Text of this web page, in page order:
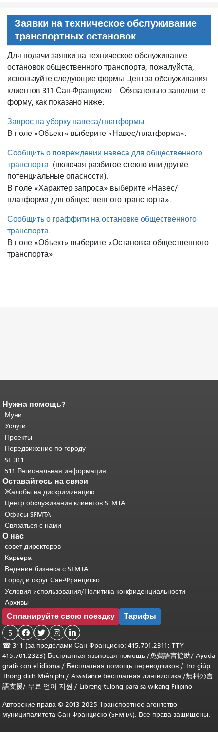
Заявки на техническое обслуживание
транспортных остановок
Для подачи заявки на техническое обслуживание
остановок общественного транспорта, пожалуйста,
используйте следующие формы Центра обслуживания
клиентов 311 Сан-Франциско . Обязательно заполните
форму, как показано ниже:
Запрос на уборку навеса/платформы.
В поле «Объект» выберите «Навес/платформа».
Сообщить о повреждении навеса для общественного
транспорта (включая разбитое стекло или другие
потенциальные опасности).
В поле «Характер запроса» выберите «Навес/
платформа для общественного транспорта».
Сообщить о граффити на остановке общественного
транспорта.
В поле «Объект» выберите «Остановка общественного
транспорта».
Конец содержимого
страницы.
страницы повторяется на каждой
странице.
основного содержимого .
Нужна помощь?
Муни
Услуги
Проекты
Передвижение по городу
SF 311
511 Региональная информация
Оставайтесь на связи
Жалобы на дискриминацию
Центр обслуживания клиентов SFMTA
Офисы SFMTA
Связаться с нами
О нас
совет директоров
Карьера
Ведение бизнеса с SFMTA
Город и округ Сан-Франциско
Условия использования/Политика конфиденциальности
Архивы
Спланируйте свою поездку Тарифы
5    
☎ 311 (за пределами Сан-Франциско: 415.701.2311; TTY
415.701.2323) Бесплатная языковая помощь /免費語言協助/ Ayuda
gratis con el idioma / Бесплатная помощь переводчиков / Trợ giúp
Thông dịch Miễn phí/ Assistance бесплатная лингвистика /無料の言
語支援/ 무료 언어 지원 / Libreng tulong para sa wikang Filipino
Авторские права © 2013-2025 Транспортное агентство
муниципалитета Сан-Франциско (SFMTA). Все права защищены.